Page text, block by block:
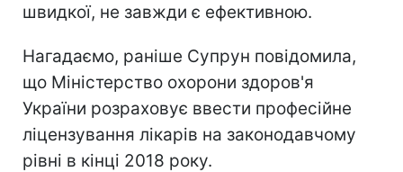
швидкої, не завжди є ефективною.
Нагадаємо, раніше Супрун повідомила,
що Міністерство охорони здоров'я
України розраховує ввести професійне
ліцензування лікарів на законодавчому
рівні в кінці 2018 року.